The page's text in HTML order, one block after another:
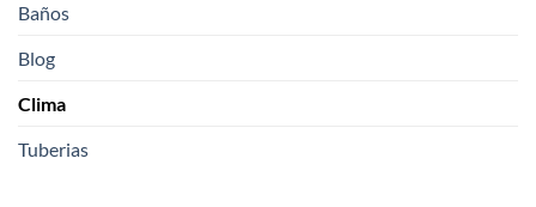
Baños
Blog
Clima
Tuberias